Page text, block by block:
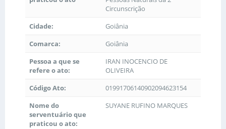
Circunscrição
Cidade:
Goiânia
Comarca:
Goiânia
Pessoa a que se
refere o ato:
IRAN INOCENCIO DE
OLIVEIRA
Código Ato:
01991706140902094623154
Nome do
serventuário que
praticou o ato:
SUYANE RUFINO MARQUES